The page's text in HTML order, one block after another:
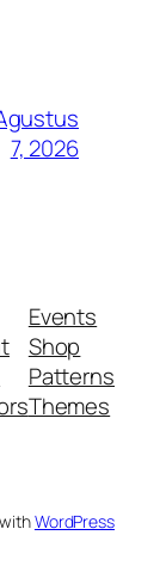
7, 2026
Events
Shop
Patterns
Themes
WordPress